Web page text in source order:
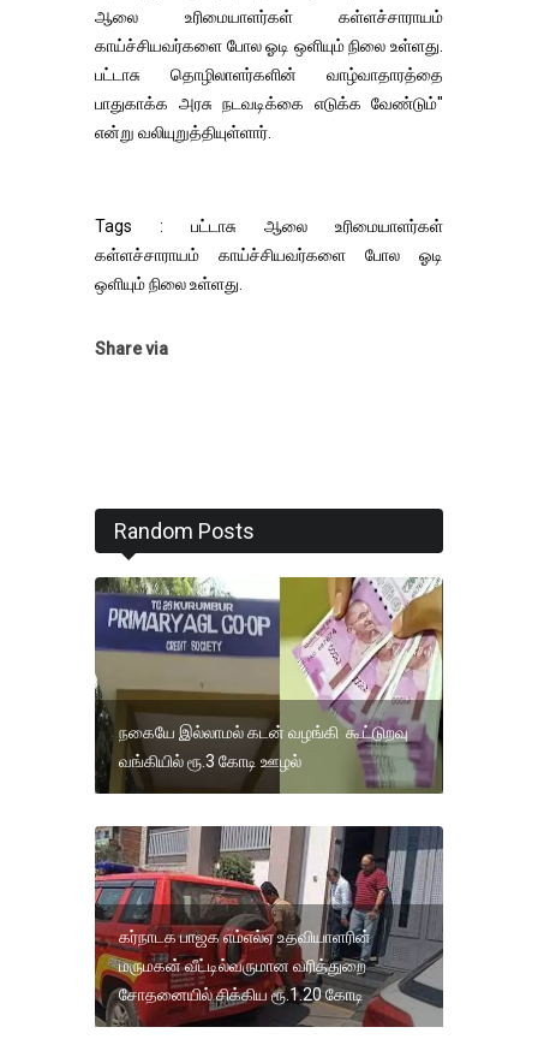
ஆலை உரிமையாளர்கள் கள்ளச்சாராயம்
காய்ச்சியவர்களை போல ஓடி ஒளியும் நிலை உள்ளது.
பட்டாசு தொழிலாளர்களின் வாழ்வாதாரத்தை
பாதுகாக்க அரசு நடவடிக்கை எடுக்க வேண்டும்"
என்று வலியுறுத்தியுள்ளார்.
Tags : பட்டாசு ஆலை உரிமையாளர்கள்
கள்ளச்சாராயம் காய்ச்சியவர்களை போல ஓடி
ஒளியும் நிலை உள்ளது.
Share via
Random Posts
நகையே இல்லாமல் கடன் வழங்கி கூட்டுறவு
வங்கியில் ரூ.3 கோடி ஊழல்
கர்நாடக பாஜக எம்எல்ஏ உதவியாளரின்
மருமகன் வீட்டில்வருமான வரித்துறை
சோதனையில் சிக்கிய ரூ.1.20 கோடி